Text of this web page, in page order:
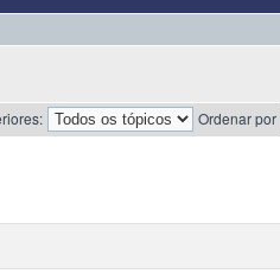
Ordenar por